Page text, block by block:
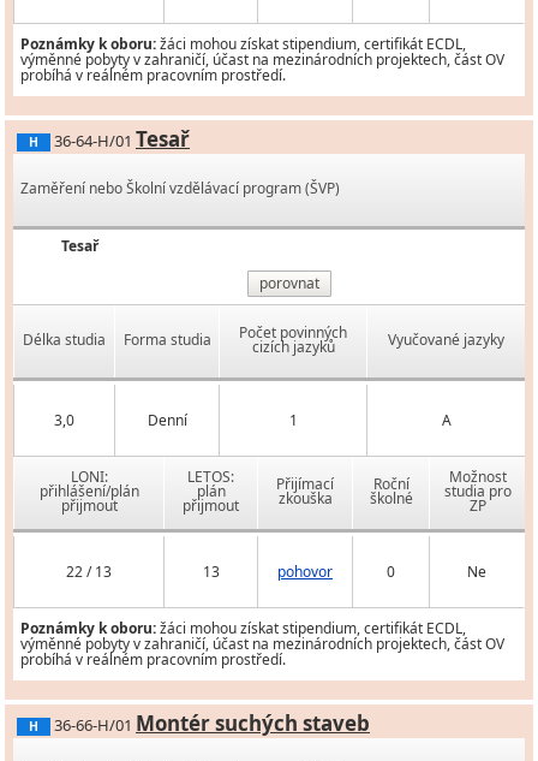
Poznámky k oboru:žáci mohou získat stipendium, certifikát ECDL,
výměnné pobyty v zahraničí, účast na mezinárodních projektech, část OV
probíhá v reálném pracovním prostředí.
H 36-64-H/01 Tesař
Zaměření nebo Školní vzdělávací program (ŠVP)
Tesař
porovnat
Délka studia Forma studia Počet povinných
cizích jazyků Vyučované jazyky
3,0 Denní 1 A
LONI:
přihlášení/plán
přijmout
LETOS:
plán
přijmout
Přijímací
zkouška
Roční
školné
Možnost
studia pro
ZP
22 / 13 13 pohovor 0 Ne
Poznámky k oboru:žáci mohou získat stipendium, certifikát ECDL,
výměnné pobyty v zahraničí, účast na mezinárodních projektech, část OV
probíhá v reálném pracovním prostředí.
H 36-66-H/01 Montér suchých staveb